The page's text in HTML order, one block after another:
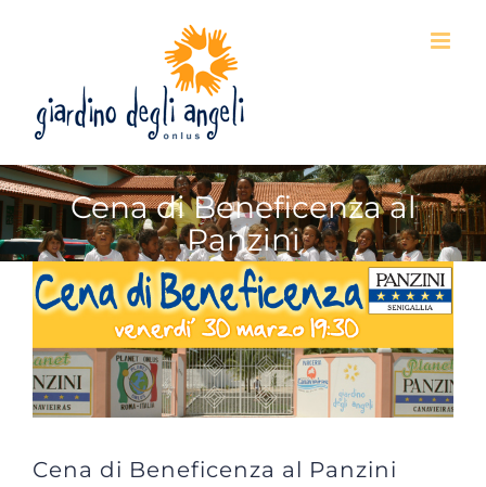
Cena di Beneficenza al
Panzini
View
Larger
Cena di Beneficenza al Panzini